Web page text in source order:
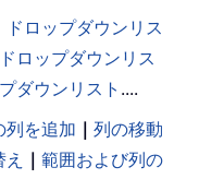
ドロップダウンリス
ロップダウンリス
ダウンリスト ....
列を追加 ｜ 列の移動
｜ 範囲および列の